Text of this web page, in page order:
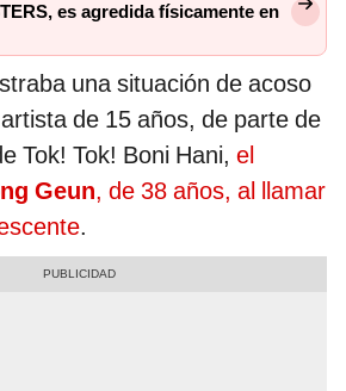
es agredida físicamente en
una situación de acoso
de 15 años, de parte de
Tok! Tok! Boni Hani, el
Geun, de 38 años, al llamar
.